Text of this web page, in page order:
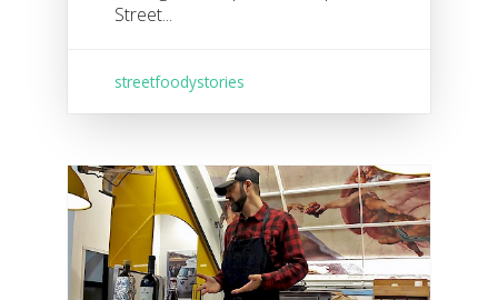
Street...
streetfoodystories